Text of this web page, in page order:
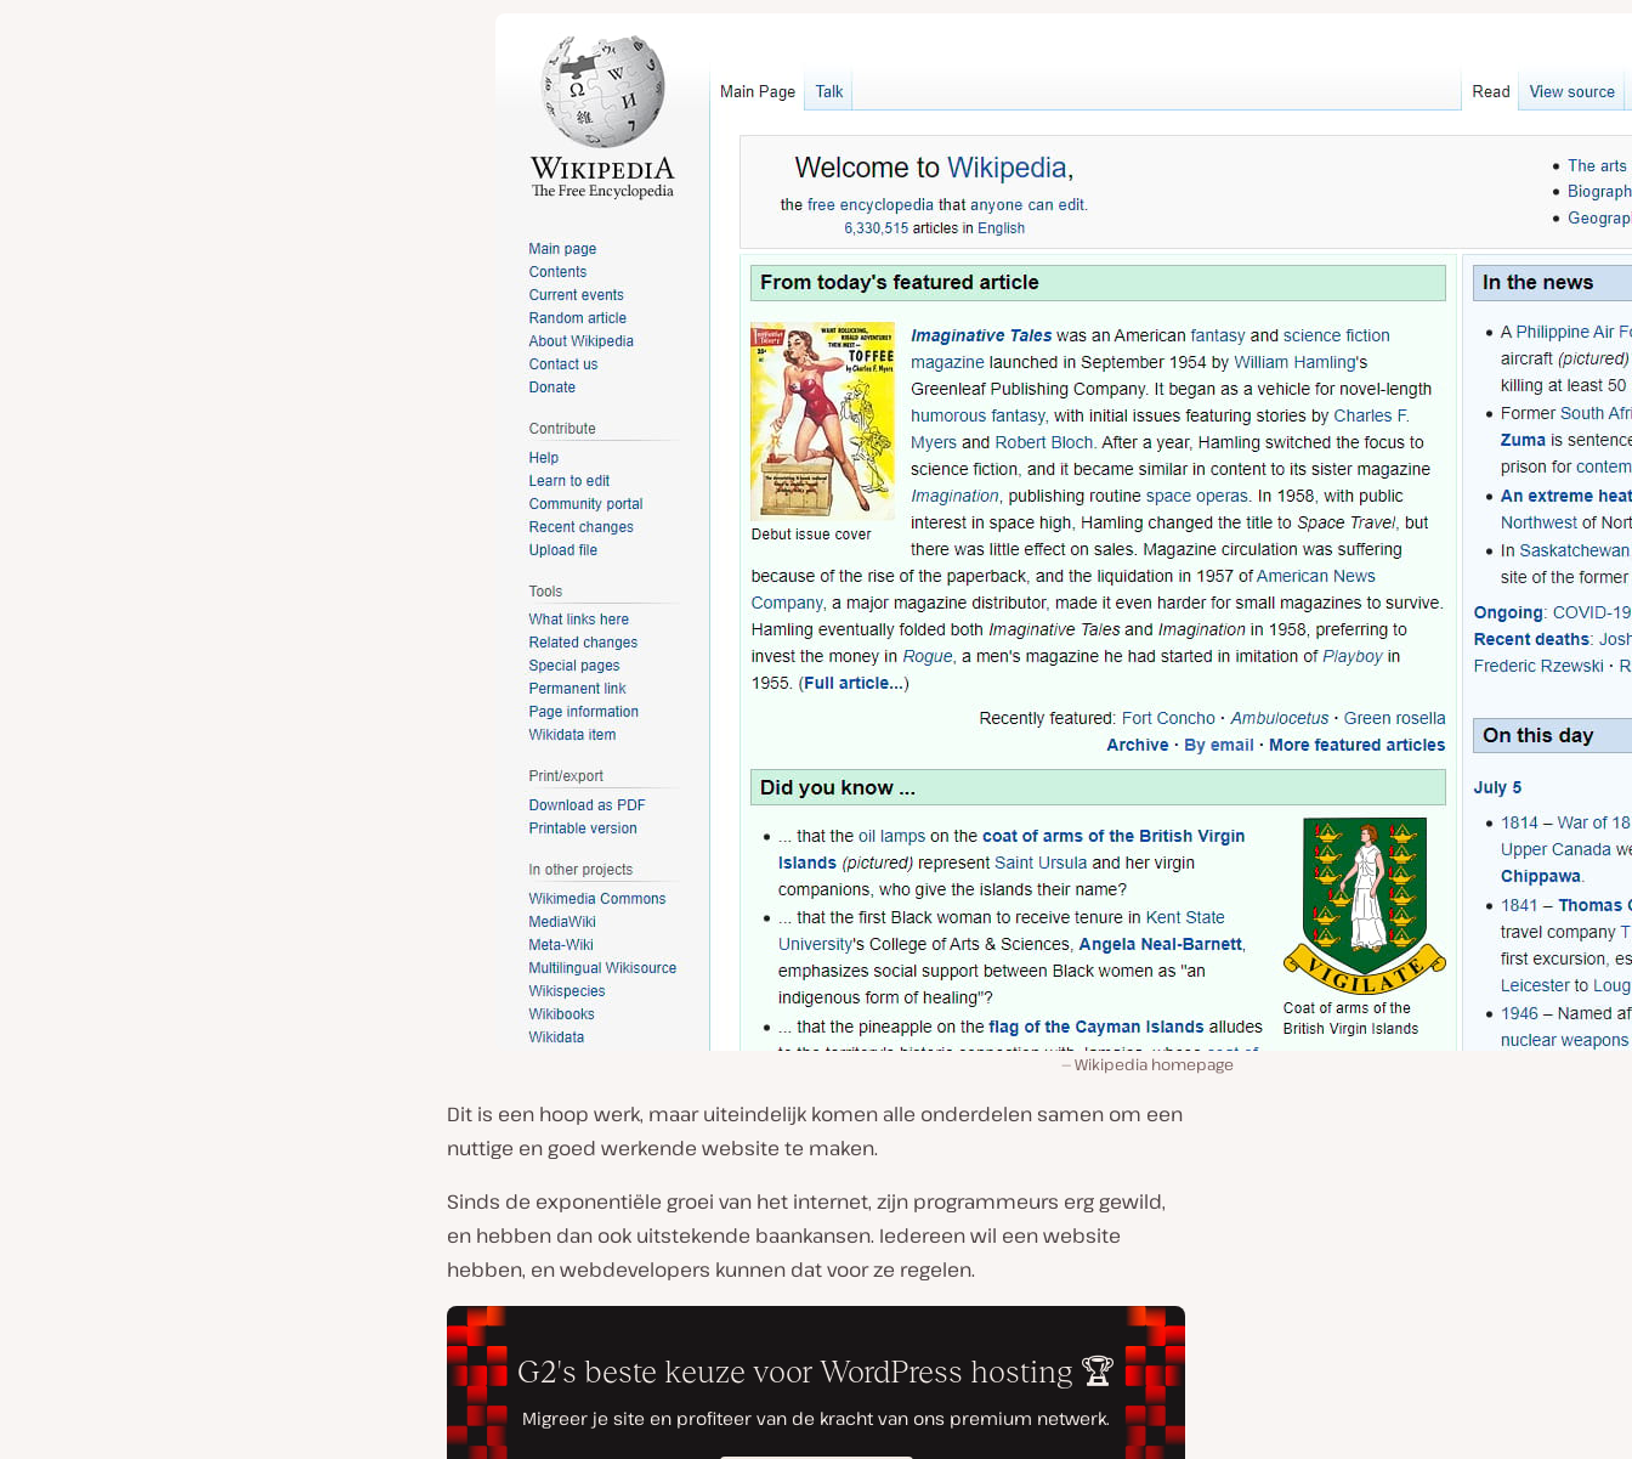
Wikipedia homepage
Dit is een hoop werk, maar uiteindelijk komen alle onderdelen samen om een
nuttige en goed werkende website te maken.
Sinds de exponentiële groei van het internet, zijn programmeurs erg gewild,
en hebben dan ook uitstekende baankansen. Iedereen wil een website
hebben, en webdevelopers kunnen dat voor ze regelen.